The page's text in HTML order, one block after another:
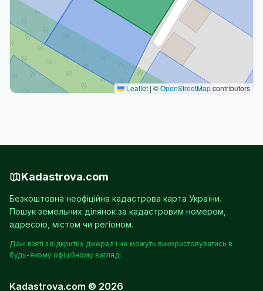
Leaflet | ©OpenStreetMapcontributors
Kadastrova.com
Безкоштовна неофіційна кадастрова карта України.
Пошук земельних ділянок за кадастровим номером,
адресою, містом чи регіоном.
Дані взяті з відкритих джерел і не можуть використовуватись в
будь-якому офіційному вигляді.
Kadastrova.com © 2026